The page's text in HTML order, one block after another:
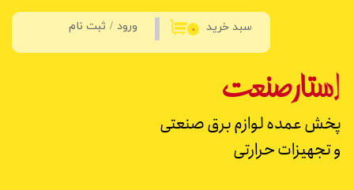
استارصنعت
پخش عمده لوازم برق صنعتی
و تجهیزات حرارتی
ورود / ثبت نام
حساب کاربری من
تغییر گذر واژه
سفارشات
خروج از حساب کاربری
۰ سبد خرید